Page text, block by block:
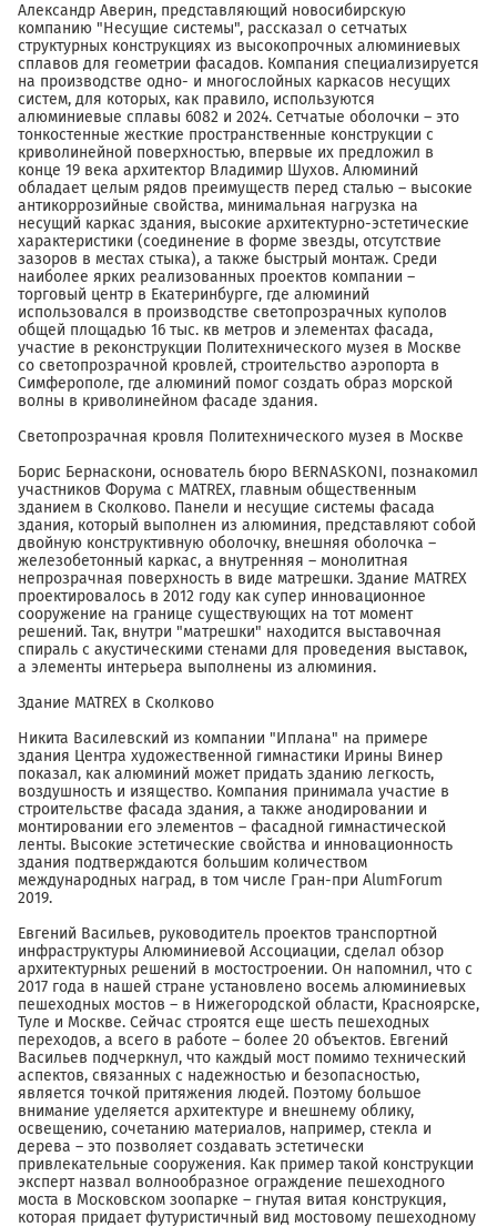
Александр Аверин, представляющий новосибирскую
компанию "Несущие системы", рассказал о сетчатых
структурных конструкциях из высокопрочных алюминиевых
сплавов для геометрии фасадов. Компания специализируется
на производстве одно- и многослойных каркасов несущих
систем, для которых, как правило, используются
алюминиевые сплавы 6082 и 2024. Сетчатые оболочки – это
тонкостенные жесткие пространственные конструкции с
криволинейной поверхностью, впервые их предложил в
конце 19 века архитектор Владимир Шухов. Алюминий
обладает целым рядов преимуществ перед сталью – высокие
антикоррозийные свойства, минимальная нагрузка на
несущий каркас здания, высокие архитектурно-эстетические
характеристики (соединение в форме звезды, отсутствие
зазоров в местах стыка), а также быстрый монтаж. Среди
наиболее ярких реализованных проектов компании –
торговый центр в Екатеринбурге, где алюминий
использовался в производстве светопрозрачных куполов
общей площадью 16 тыс. кв метров и элементах фасада,
участие в реконструкции Политехнического музея в Москве
со светопрозрачной кровлей, строительство аэропорта в
Симферополе, где алюминий помог создать образ морской
волны в криволинейном фасаде здания.
Светопрозрачная кровля Политехнического музея в Москве
Борис Бернаскони, основатель бюро BERNASKONI, познакомил
участников Форума с MATREX, главным общественным
зданием в Сколково. Панели и несущие системы фасада
здания, который выполнен из алюминия, представляют собой
двойную конструктивную оболочку, внешняя оболочка –
железобетонный каркас, а внутренняя – монолитная
непрозрачная поверхность в виде матрешки. Здание MATREX
проектировалось в 2012 году как супер инновационное
сооружение на границе существующих на тот момент
решений. Так, внутри "матрешки" находится выставочная
спираль с акустическими стенами для проведения выставок,
а элементы интерьера выполнены из алюминия.
Здание MATREX в Сколково
Никита Василевский из компании "Иплана" на примере
здания Центра художественной гимнастики Ирины Винер
показал, как алюминий может придать зданию легкость,
воздушность и изящество. Компания принимала участие в
строительстве фасада здания, а также анодировании и
монтировании его элементов – фасадной гимнастической
ленты. Высокие эстетические свойства и инновационность
здания подтверждаются большим количеством
международных наград, в том числе Гран-при AlumForum
2019.
Евгений Васильев, руководитель проектов транспортной
инфраструктуры Алюминиевой Ассоциации, сделал обзор
архитектурных решений в мостостроении. Он напомнил, что с
2017 года в нашей стране установлено восемь алюминиевых
пешеходных мостов – в Нижегородской области, Красноярске,
Туле и Москве. Сейчас строятся еще шесть пешеходных
переходов, а всего в работе – более 20 объектов. Евгений
Васильев подчеркнул, что каждый мост помимо технический
аспектов, связанных с надежностью и безопасностью,
является точкой притяжения людей. Поэтому большое
внимание уделяется архитектуре и внешнему облику,
освещению, сочетанию материалов, например, стекла и
дерева – это позволяет создавать эстетически
привлекательные сооружения. Как пример такой конструкции
эксперт назвал волнообразное ограждение пешеходного
моста в Московском зоопарке – гнутая витая конструкция,
которая придает футуристичный вид мостовому пешеходному